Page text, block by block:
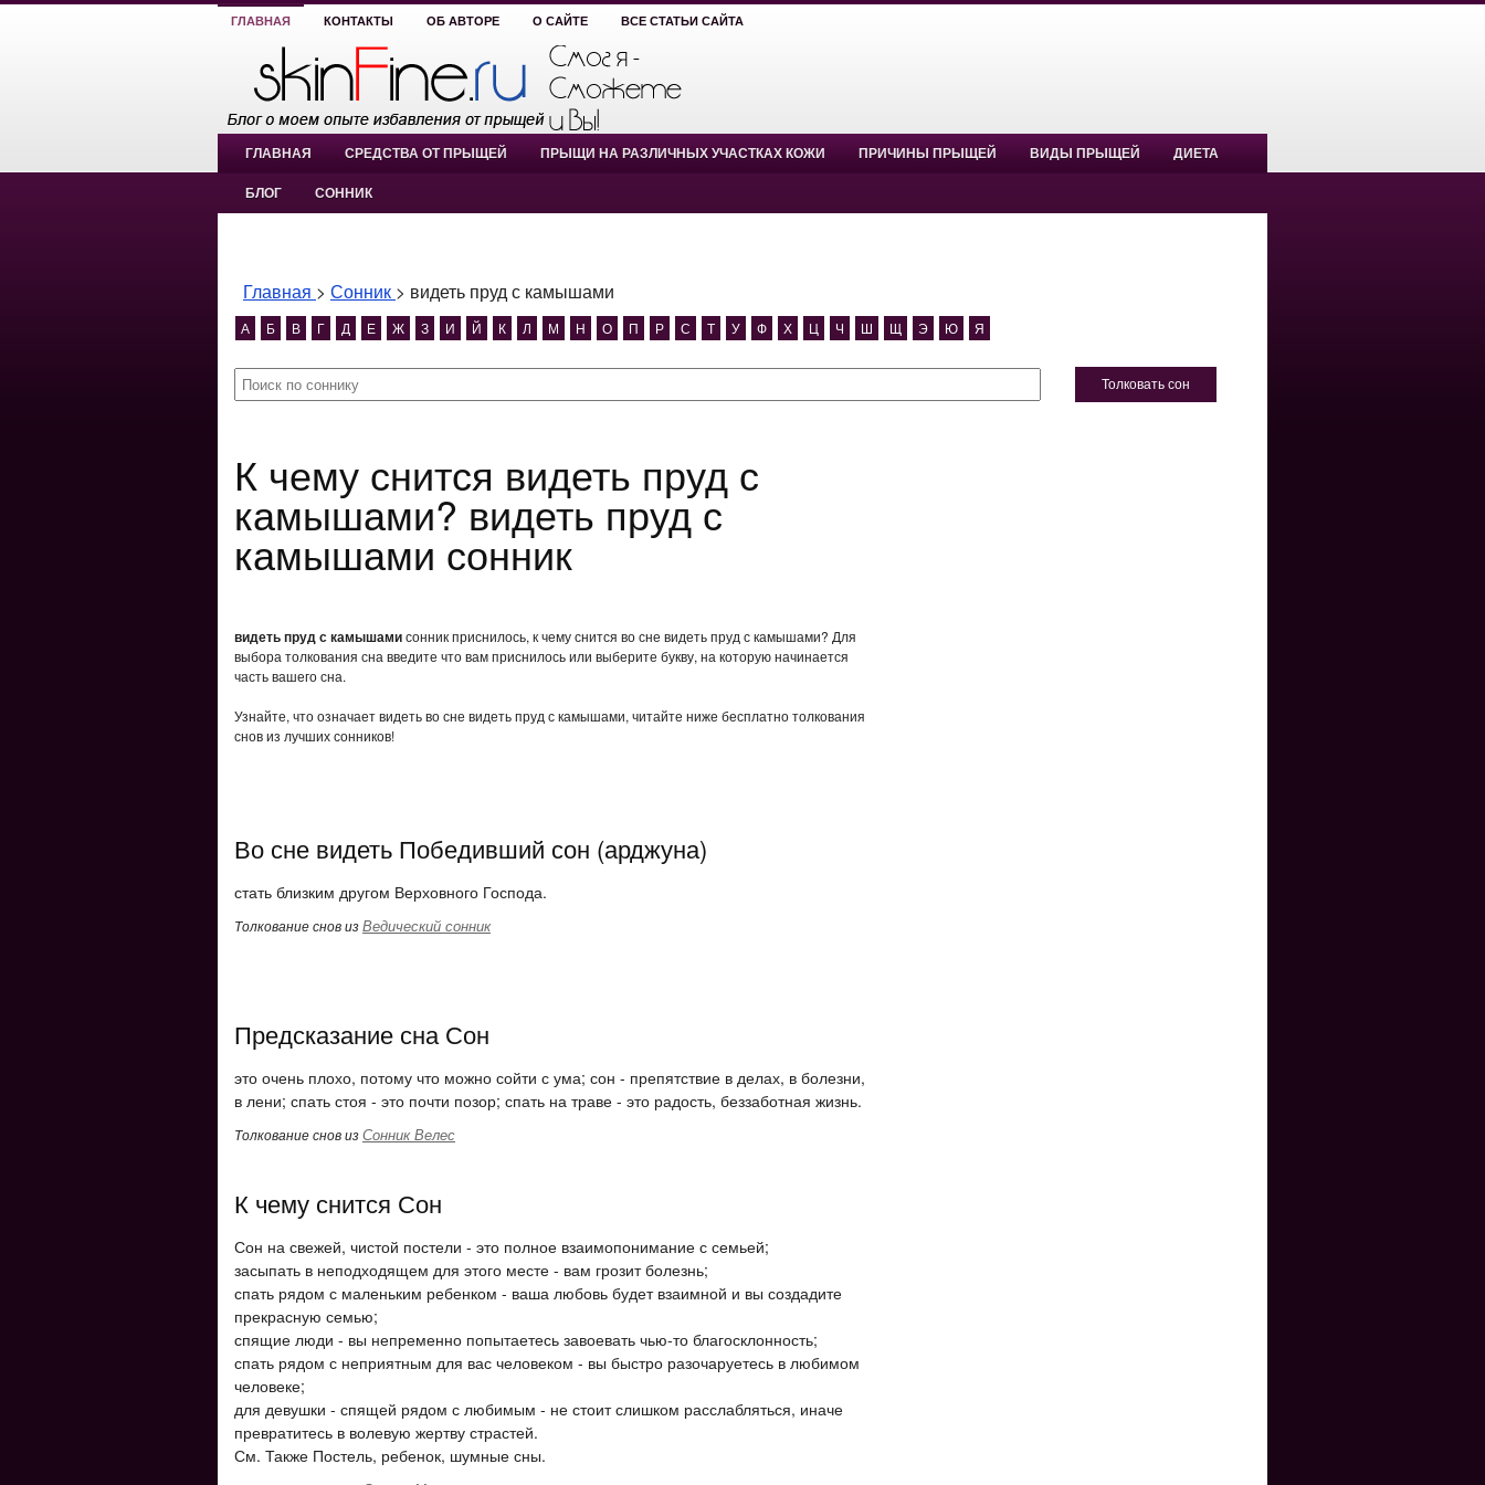
ГЛАВНАЯ КОНТАКТЫ ОБ АВТОРЕ О САЙТЕ ВСЕ СТАТЬИ САЙТА
ГЛАВНАЯ СРЕДСТВА ОТ ПРЫЩЕЙ ПРЫЩИ НА РАЗЛИЧНЫХ УЧАСТКАХ КОЖИ ПРИЧИНЫ ПРЫЩЕЙ ВИДЫ ПРЫЩЕЙ ДИЕТА
БЛОГ СОННИК
Главная > Сонник > видеть пруд с камышами
А Б В Г Д Е Ж З И Й К Л М Н О П Р С Т У Ф Х Ц Ч Ш Щ Э Ю Я
Толковать сон
К чему снится видеть пруд с
камышами? видеть пруд с
камышами сонник
видеть пруд с камышамисонник приснилось, к чему снится во сне видеть пруд с камышами? Для
выбора толкования сна введите что вам приснилось или выберите букву, на которую начинается
часть вашего сна.
Узнайте, что означает видеть во сне видеть пруд с камышами, читайте ниже бесплатно толкования
снов из лучших сонников!
Во сне видеть Победивший сон (арджуна)
стать близким другом Верховного Господа.
Толкование снов изВедический сонник
Предсказание сна Сон
это очень плохо, потому что можно сойти с ума; сон - препятствие в делах, в болезни,
в лени; спать стоя - это почти позор; спать на траве - это радость, беззаботная жизнь.
Толкование снов изСонник Велес
К чему снится Сон
Сон на свежей, чистой постели - это полное взаимопонимание с семьей;
засыпать в неподходящем для этого месте - вам грозит болезнь;
спать рядом с маленьким ребенком - ваша любовь будет взаимной и вы создадите
прекрасную семью;
спящие люди - вы непременно попытаетесь завоевать чью-то благосклонность;
спать рядом с неприятным для вас человеком - вы быстро разочаруетесь в любимом
человеке;
для девушки - спящей рядом с любимым - не стоит слишком расслабляться, иначе
превратитесь в волевую жертву страстей.
См. Также Постель, ребенок, шумные сны.